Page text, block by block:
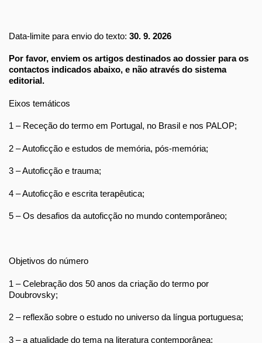
Data-limite para envio do texto: 30. 9. 2026
Por favor, enviem os artigos destinados ao dossier para os
contactos indicados abaixo, e não através do sistema
editorial.
Eixos temáticos
1 – Receção do termo em Portugal, no Brasil e nos PALOP;
2 – Autoficção e estudos de memória, pós-memória;
3 – Autoficção e trauma;
4 – Autoficção e escrita terapêutica;
5 – Os desafios da autoficção no mundo contemporâneo;
Objetivos do número
1 – Celebração dos 50 anos da criação do termo por
Doubrovsky;
2 – reflexão sobre o estudo no universo da língua portuguesa;
3 – a atualidade do tema na literatura contemporânea;